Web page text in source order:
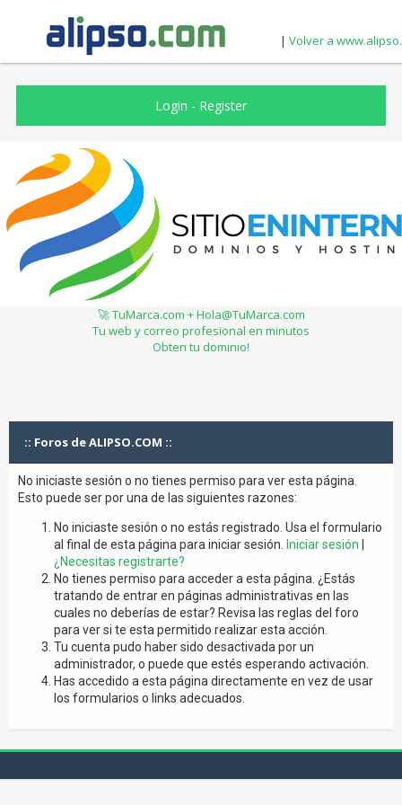
| Volver a
Login - Register
🚀 TuMarca.com + Hola@TuMarca.com
Tu web y correo profesional en minutos
Obten tu dominio!
:: Foros de ALIPSO.COM ::
No iniciaste sesión o no tienes permiso para ver esta página.
Esto puede ser por una de las siguientes razones:
No iniciaste sesión o no estás registrado. Usa el formulario
al final de esta página para iniciar sesión.
Iniciar sesión
¿Necesitas registrarte?
No tienes permiso para acceder a esta página. ¿Estás
tratando de entrar en páginas administrativas en las
cuales no deberías de estar? Revisa las reglas del foro
para ver si te esta permitido realizar esta acción.
Tu cuenta pudo haber sido desactivada por un
administrador, o puede que estés esperando activación.
Has accedido a esta página directamente en vez de usar
los formularios o links adecuados.